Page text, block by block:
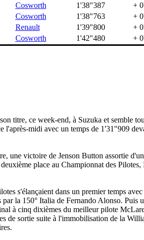
Cosworth 1'38"387 +
Cosworth 1'38"763 +
Renault 1'39"800 +
Cosworth 1'42"480 +
titre, ce week-end, à Suzuka et semble
midi avec un temps de 1'31"909
une victoire de Jenson Button assortie
place au Championnat des
s'élançaient dans un premier temps
la 150° Italia de Fernando Alonso. Puis
à cinq dixièmes du meilleur pilote
de sortie suite à l'immobilisation de la